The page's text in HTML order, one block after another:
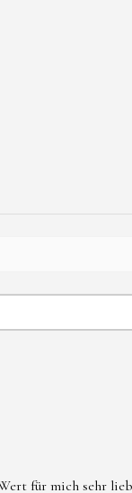
Epoxidharz.
lösen oder
für mich sehr